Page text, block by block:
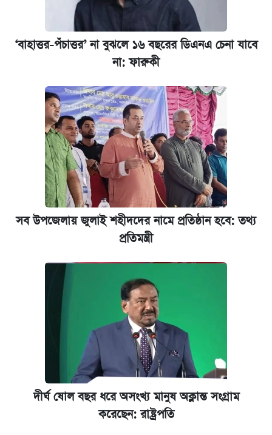
‘গুলশানের চামেলি’ তে যৌনকর্মীর দালাল অ্যাডলফ
খান
ভাতা-উপবৃত্তির আবেদন শুরু, জেনে নিন পদ্ধতি
আজ শুক্রবার রাজধানীর যেসব মার্কেট-দোকানপাট
কবে শুরু হচ্ছে ঢাবির ভর্তি আবেদন, জানাল কর্তৃপক্ষ
নবম পে স্কেল বাস্তবায়ন চূড়ান্ত পর্যায়ে, যা জানালেন
অর্থমন্ত্রী
জুলাই স্মৃতি জাদুঘরে যেতে টিকিট কাটবেন যেভাবে
যুক্তরাষ্ট্র থেকে আরও ২৩ বাংলাদেশিকে দেশে
ফেরত পাঠানো হলো
‘বাহাত্তর-পঁচাত্তর’ না বুঝলে ১৬ বছরের ডিএনএ চেনা যাবে
না: ফারুকী
সব উপজেলায় জুলাই শহীদদের নামে প্রতিষ্ঠান হবে: তথ্য
প্রতিমন্ত্রী
দীর্ঘ ষোল বছর ধরে অসংখ্য মানুষ অক্লান্ত সংগ্রাম
করেছেন: রাষ্ট্রপতি